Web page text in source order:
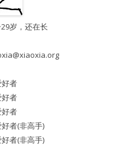
岁，还在长
者
者
好者
者(非高手)
者(非高手)